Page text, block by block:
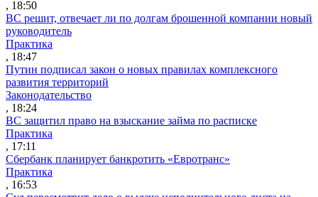
, 18:50
ВС решит, отвечает ли по долгам брошенной компании новый
руководитель
Практика
, 18:47
Путин подписал закон о новых правилах комплексного
развития территорий
Законодательство
, 18:24
ВС защитил право на взыскание займа по расписке
Практика
, 17:11
Сбербанк планирует банкротить «Евротранс»
Практика
, 16:53